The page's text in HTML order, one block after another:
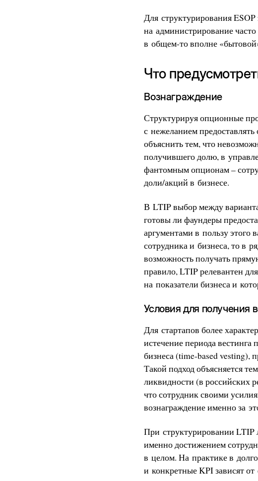
Для структурирования
на администрирование
в общем-то вполне
Что
Вознаграждение
Структурируя опционные
с нежеланием
объяснить тем, что
получившего долю, в
фантомным опционам –
доли/акций в бизнесе.
В LTIP выбор между
готовы ли фаундеры
аргументами в пользу этого
сотрудника и бизнеса, то в
возможность получать
правило, LTIP релевантен
на показатели бизнеса и
Условия для получения
Для стартапов более
истечение периода
бизнеса (time-based vesting),
Такой подход объясняется
ликвидности (в российских
что сотрудник своими
вознаграждение именно за
При структурировании LTIP
именно достижением
в целом. На практике в
и конкретные KPI зависят от